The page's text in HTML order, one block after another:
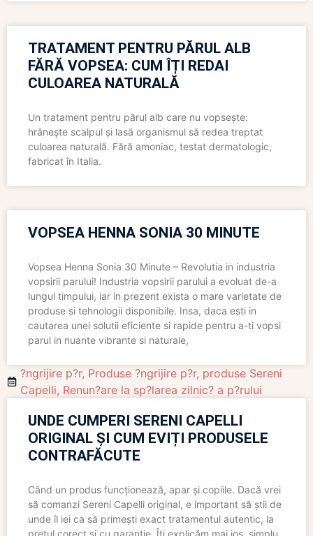
TRATAMENT PENTRU PĂRUL ALB
FĂRĂ VOPSEA: CUM ÎȚI REDAI
CULOAREA NATURALĂ
Un tratament pentru părul alb care nu vopsește:
hrănește scalpul și lasă organismul să redea treptat
culoarea naturală. Fără amoniac, testat dermatologic,
fabricat în Italia.
VOPSEA HENNA SONIA 30 MINUTE
Vopsea Henna Sonia 30 Minute – Revolutia in industria
vopsirii parului! Industria vopsirii parului a evoluat de-a
lungul timpului, iar in prezent exista o mare varietate de
produse si tehnologii disponibile. Insa, daca esti in
cautarea unei solutii eficiente si rapide pentru a-ti vopsi
parul in nuante vibrante si naturale,
?ngrijire p?r, Produse ?ngrijire p?r, produse Sereni
Capelli, Renun?are la sp?larea zilnic? a p?rului
UNDE CUMPERI SERENI CAPELLI
ORIGINAL ȘI CUM EVIȚI PRODUSELE
CONTRAFĂCUTE
Când un produs funcționează, apar și copiile. Dacă vrei
să comanzi Sereni Capelli original, e important să știi de
unde îl iei ca să primești exact tratamentul autentic, la